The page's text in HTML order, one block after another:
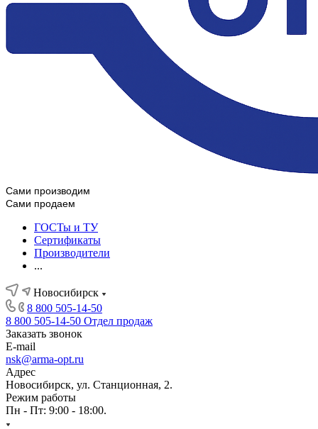
Сами производим
Сами продаем
ГОСТы и ТУ
Сертификаты
Производители
...
Новосибирск
8 800 505-14-50
8 800 505-14-50 Отдел продаж
Заказать звонок
E-mail
nsk@arma-opt.ru
Адрес
Новосибирск, ул. Станционная, 2.
Режим работы
Пн - Пт: 9:00 - 18:00.